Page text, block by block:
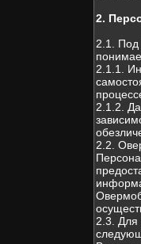
2.
2.1.
2.1.1.
2.1.2.
2.2.
2.3. Для